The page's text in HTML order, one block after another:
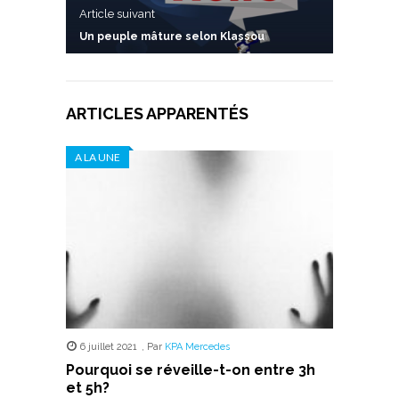
Article suivant
Un peuple mâture selon Klassou
ARTICLES APPARENTÉS
A LA UNE
6 juillet 2021 , Par KPA Mercedes
Pourquoi se réveille-t-on entre 3h
et 5h?